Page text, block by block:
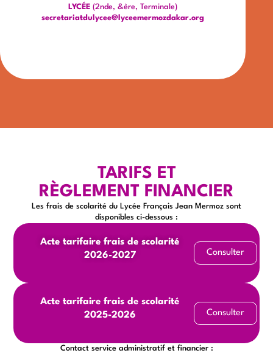
LYCÉE (2nde, &ère, Terminale)
secretariatdulycee@lyceemermozdakar.org
TARIFS ET
RÈGLEMENT FINANCIER
Les frais de scolarité du Lycée Français Jean Mermoz sont
disponibles ci-dessous :
Acte tarifaire frais de scolarité
2026-2027
Consulter
Acte tarifaire frais de scolarité
2025-2026
Consulter
Contact service administratif et financier :